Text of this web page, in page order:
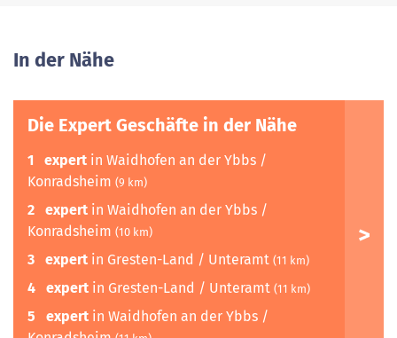
In der Nähe
Die Expert Geschäfte in der Nähe
1 expert in Waidhofen an der Ybbs /
Konradsheim (9 km)
2 expert in Waidhofen an der Ybbs /
Konradsheim (10 km)
3 expert in Gresten-Land / Unteramt (11 km)
4 expert in Gresten-Land / Unteramt (11 km)
5 expert in Waidhofen an der Ybbs /